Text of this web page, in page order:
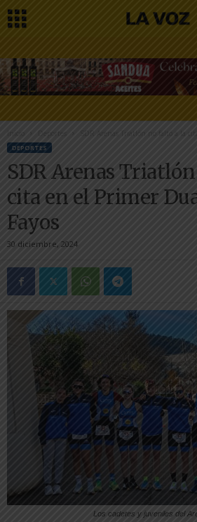
Inicio SDR Arenas Triatlón no faltó a la
DEPORTES
SDR Arenas
cita en el Primer
Fayos
30 diciembre, 2024
Los cadetes y juveniles del